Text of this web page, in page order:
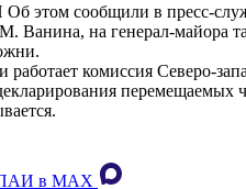
Об этом сообщили в пресс-
Ванина, на генерал-майора
работает комиссия Северо-
ПАИ в MAХ